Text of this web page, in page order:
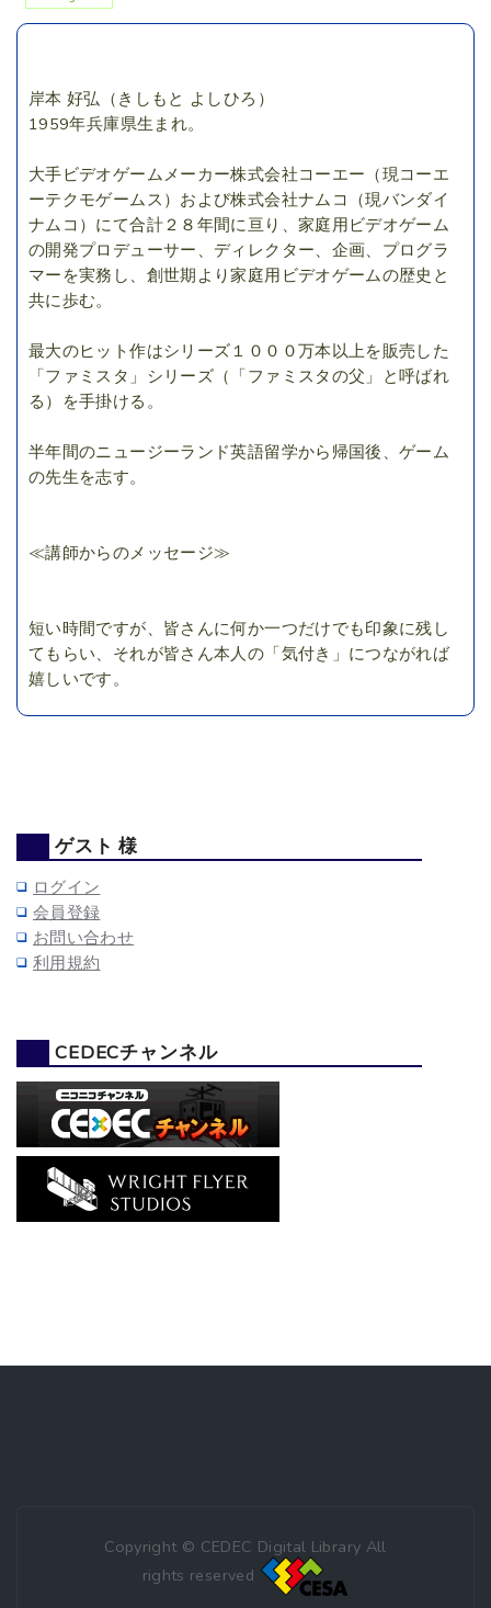
岸本 好弘（きしもと よしひろ）
1959年兵庫県生まれ。
大手ビデオゲームメーカー株式会社コーエー（現コーエ
ーテクモゲームス）および株式会社ナムコ（現バンダイ
ナムコ）にて合計２８年間に亘り、家庭用ビデオゲーム
の開発プロデューサー、ディレクター、企画、プログラ
マーを実務し、創世期より家庭用ビデオゲームの歴史と
共に歩む。
最大のヒット作はシリーズ１０００万本以上を販売した
「ファミスタ」シリーズ（「ファミスタの父」と呼ばれ
る）を手掛ける。
半年間のニュージーランド英語留学から帰国後、ゲーム
の先生を志す。
≪講師からのメッセージ≫
短い時間ですが、皆さんに何か一つだけでも印象に残し
てもらい、それが皆さん本人の「気付き」につながれば
嬉しいです。
ゲスト 様
ログイン
会員登録
お問い合わせ
利用規約
CEDECチャンネル
Copyright © CEDEC Digital Library All
rights reserved